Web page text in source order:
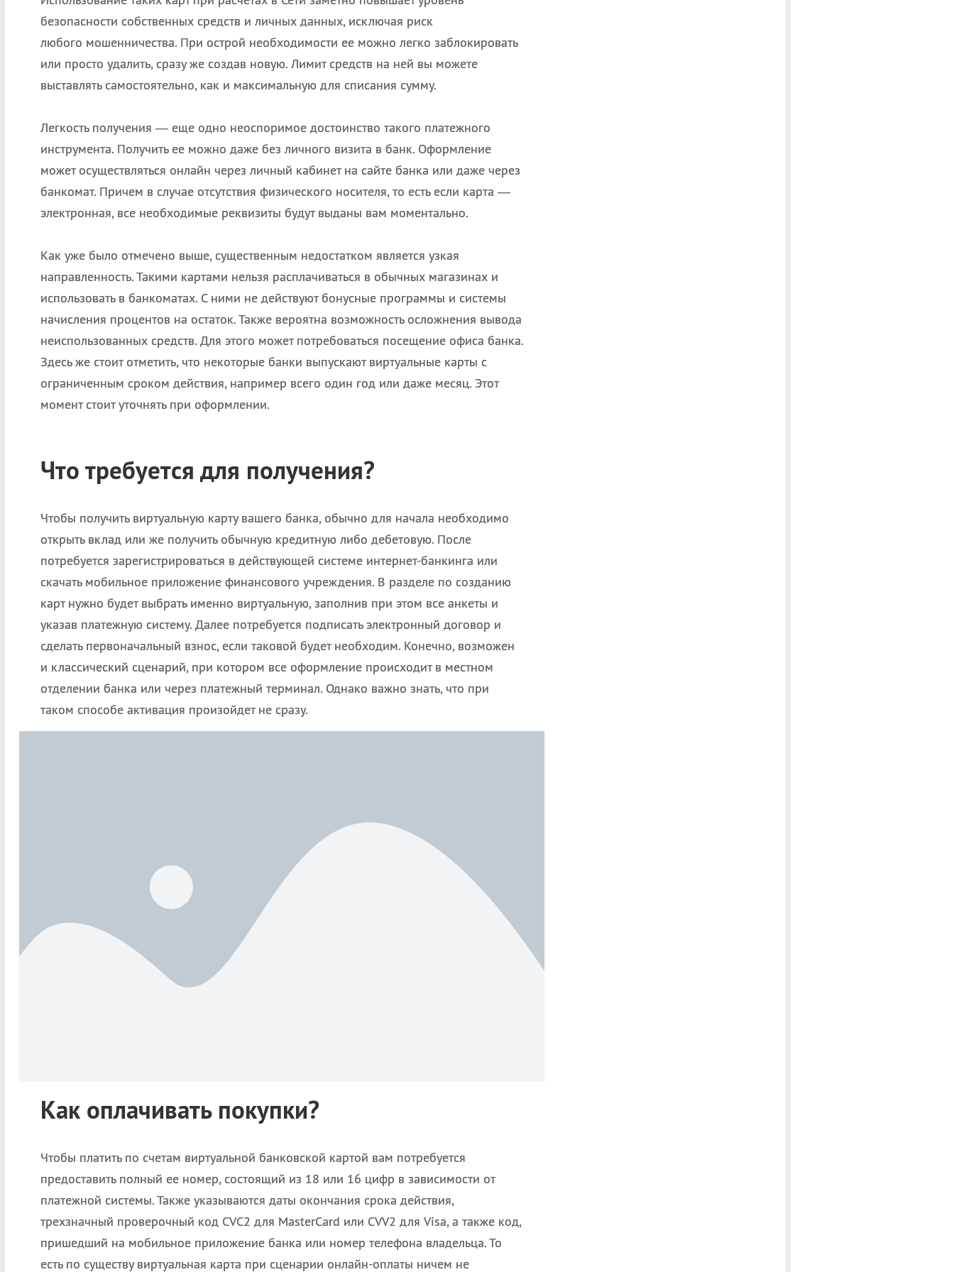
безопасности собственных средств и личных данных, исключая риск
любого мошенничества. При острой необходимости ее можно легко заблокировать
или просто удалить, сразу же создав новую. Лимит средств на ней вы можете
выставлять самостоятельно, как и максимальную для списания сумму.
Легкость получения — еще одно неоспоримое достоинство такого платежного
инструмента. Получить ее можно даже без личного визита в банк. Оформление
может осуществляться онлайн через личный кабинет на сайте банка или даже через
банкомат. Причем в случае отсутствия физического носителя, то есть если карта —
электронная, все необходимые реквизиты будут выданы вам моментально.
Как уже было отмечено выше, существенным недостатком является узкая
направленность. Такими картами нельзя расплачиваться в обычных магазинах и
использовать в банкоматах. С ними не действуют бонусные программы и системы
начисления процентов на остаток. Также вероятна возможность осложнения вывода
неиспользованных средств. Для этого может потребоваться посещение офиса банка.
Здесь же стоит отметить, что некоторые банки выпускают виртуальные карты с
ограниченным сроком действия, например всего один год или даже месяц. Этот
момент стоит уточнять при оформлении.
Что требуется для получения?
Чтобы получить виртуальную карту вашего банка, обычно для начала необходимо
открыть вклад или же получить обычную кредитную либо дебетовую. После
потребуется зарегистрироваться в действующей системе интернет-банкинга или
скачать мобильное приложение финансового учреждения. В разделе по созданию
карт нужно будет выбрать именно виртуальную, заполнив при этом все анкеты и
указав платежную систему. Далее потребуется подписать электронный договор и
сделать первоначальный взнос, если таковой будет необходим. Конечно, возможен
и классический сценарий, при котором все оформление происходит в местном
отделении банка или через платежный терминал. Однако важно знать, что при
таком способе активация произойдет не сразу.
Как оплачивать покупки?
Чтобы платить по счетам виртуальной банковской картой вам потребуется
предоставить полный ее номер, состоящий из 18 или 16 цифр в зависимости от
платежной системы. Также указываются даты окончания срока действия,
трехзначный проверочный код CVC2 для MasterCard или CVV2 для Visa, а также код,
пришедший на мобильное приложение банка или номер телефона владельца. То
есть по существу виртуальная карта при сценарии онлайн-оплаты ничем не